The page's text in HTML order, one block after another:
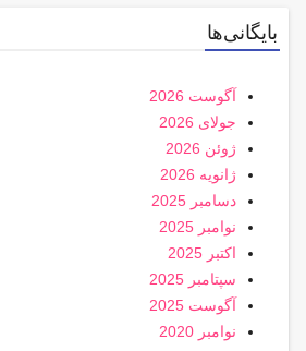
بایگانی‌ها
آگوست 2026
جولای 2026
ژوئن 2026
ژانویه 2026
دسامبر 2025
نوامبر 2025
اکتبر 2025
سپتامبر 2025
آگوست 2025
نوامبر 2020